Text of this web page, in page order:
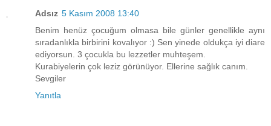
Adsız 5 Kasım 2008 13:40
Benim henüz çocuğum olmasa bile günler genellikle aynı
sıradanlıkla birbirini kovalıyor :) Sen yinede oldukça iyi diare
ediyorsun. 3 çocukla bu lezzetler muhteşem.
Kurabiyelerin çok leziz görünüyor. Ellerine sağlık canım.
Sevgiler
Yanıtla